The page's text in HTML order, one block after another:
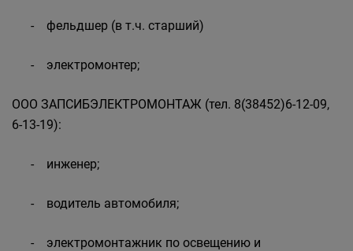
- фельдшер (в т.ч. старший)
- электромонтер;
ООО ЗАПСИБЭЛЕКТРОМОНТАЖ (тел. 8(38452)6-12-09,
6-13-19):
- инженер;
- водитель автомобиля;
- электромонтажник по освещению и